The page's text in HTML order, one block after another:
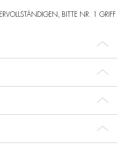
BITTE NR. 1 GRIFF